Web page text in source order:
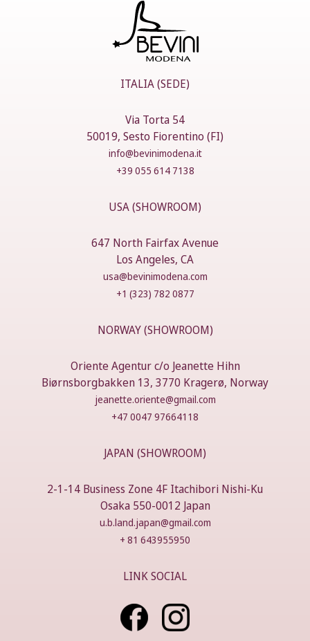
ITALIA (SEDE)
Via Torta 54
50019, Sesto Fiorentino (FI)
info@bevinimodena.it
+39 055 614 7138
USA (SHOWROOM)
647 North Fairfax Avenue
Los Angeles, CA
usa@bevinimodena.com
+1 (323) 782 0877
NORWAY (SHOWROOM)
Oriente Agentur c/o Jeanette Hihn
Biørnsborgbakken 13, 3770 Kragerø, Norway
jeanette.oriente@gmail.com
+47 0047 97664118
JAPAN (SHOWROOM)
2-1-14 Business Zone 4F Itachibori Nishi-Ku
Osaka 550-0012 Japan
u.b.land.japan@gmail.com
+ 81 643955950
LINK SOCIAL